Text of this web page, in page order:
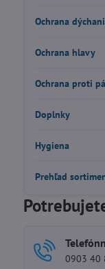
0903 40
Ochrana
Ochrana hlavy
Ochrana proti
Doplnky
Hygiena
Prehľad